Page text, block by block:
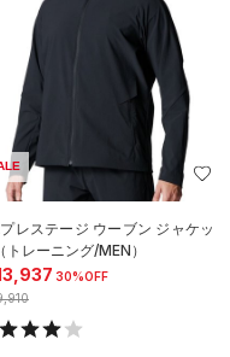
レステージ ウーブン ジャケッ
トレーニング/MEN）
30%OFF